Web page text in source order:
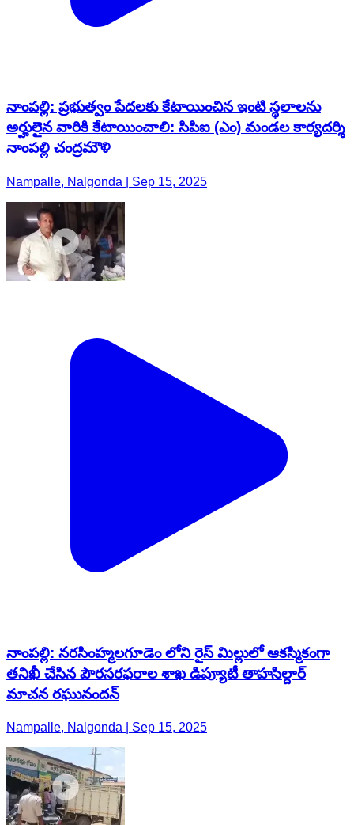
నాంపల్లి: ప్రభుత్వం పేదలకు కేటాయించిన ఇంటి స్థలాలను
అర్హులైన వారికి కేటాయించాలి: సిపిఐ (ఎం) మండల కార్యదర్శి
నాంపల్లి చంద్రమౌళి
Nampalle, Nalgonda | Sep 15, 2025
నాంపల్లి: నరసింహ్మలగూడెం లోని రైస్ మిల్లులో ఆకస్మికంగా
తనిఖీ చేసిన పౌరసరఫరాల శాఖ డిప్యూటీ తాహసిల్దార్
మాచన రఘునందన్
Nampalle, Nalgonda | Sep 15, 2025